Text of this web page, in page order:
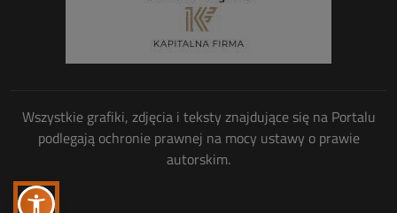
Wszystkie grafiki, zdjęcia i teksty znajdujące się na Portalu
podlegają ochronie prawnej na mocy ustawy o prawie
autorskim.